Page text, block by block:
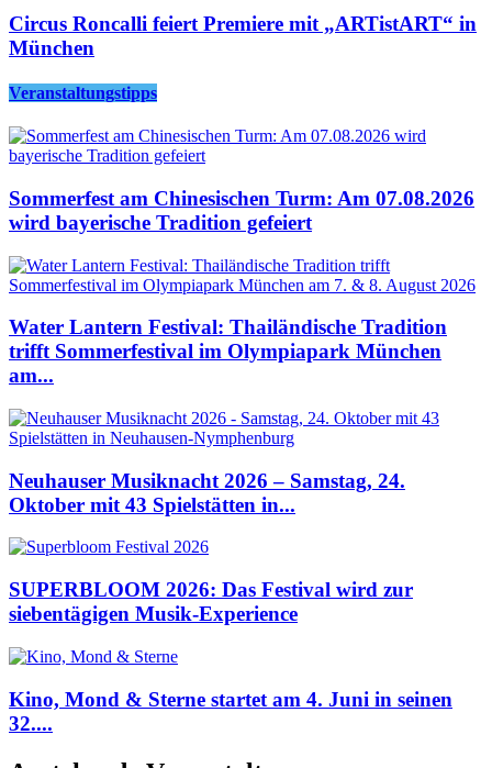
Circus Roncalli feiert Premiere mit „ARTistART“ in
München
Veranstaltungstipps
Sommerfest am Chinesischen Turm: Am 07.08.2026
wird bayerische Tradition gefeiert
Water Lantern Festival: Thailändische Tradition
trifft Sommerfestival im Olympiapark München
am...
Neuhauser Musiknacht 2026 – Samstag, 24.
Oktober mit 43 Spielstätten in...
SUPERBLOOM 2026: Das Festival wird zur
siebentägigen Musik-Experience
Kino, Mond & Sterne startet am 4. Juni in seinen
32....